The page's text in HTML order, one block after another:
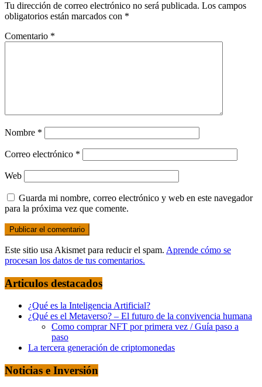
Tu dirección de correo electrónico no será publicada. Los campos
obligatorios están marcados con *
Comentario *
Nombre *
Correo electrónico *
Web
Guarda mi nombre, correo electrónico y web en este navegador
para la próxima vez que comente.
Este sitio usa Akismet para reducir el spam. Aprende cómo se
procesan los datos de tus comentarios.
Articulos destacados
¿Qué es la Inteligencia Artificial?
¿Qué es el Metaverso? – El futuro de la convivencia humana
Como comprar NFT por primera vez / Guía paso a
paso
La tercera generación de criptomonedas
Noticias e Inversión